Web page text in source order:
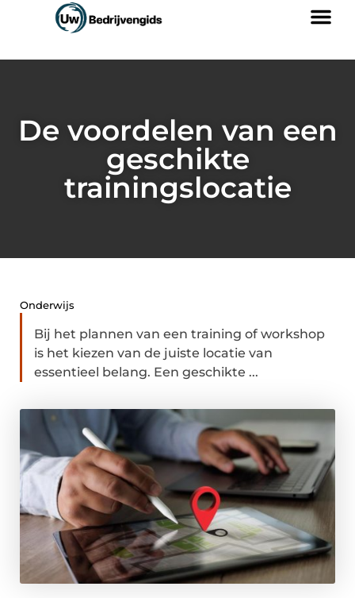
De voordelen van een
geschikte
trainingslocatie
Onderwijs
Bij het plannen van een training of workshop
is het kiezen van de juiste locatie van
essentieel belang. Een geschikte ...